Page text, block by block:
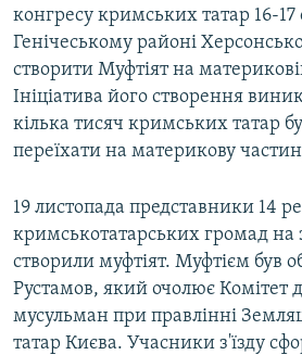
конгресу кримських татар 16-17
Генічеському районі
створити Муфтіят на
Ініціатива його створення
кілька тисяч кримських татар
переїхати на материкову
19 листопада представники 14
кримськотатарських громад на
створили муфтіят. Муфтієм був
Рустамов, який очолює Комітет
мусульман при правлінні
татар Києва. Учасники з'їзду